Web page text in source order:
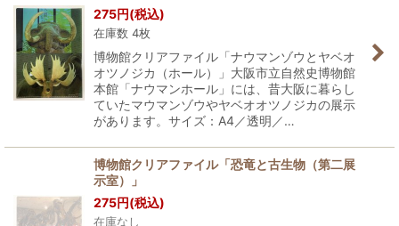
275円(税込)
在庫数 4枚
博物館クリアファイル「ナウマンゾウとヤベオ
オツノジカ（ホール）」大阪市立自然史博物館
本館「ナウマンホール」には、昔大阪に暮らし
ていたマウマンゾウやヤベオオツノジカの展示
があります。サイズ：A4／透明／…
博物館クリアファイル「恐竜と古生物（第二展
示室）」
275円(税込)
在庫なし